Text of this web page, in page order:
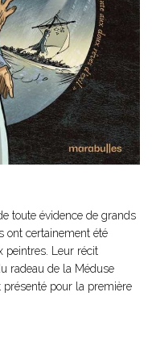
toute évidence de grands
ont certainement été
peintres. Leur récit
radeau de la Méduse
pour la première